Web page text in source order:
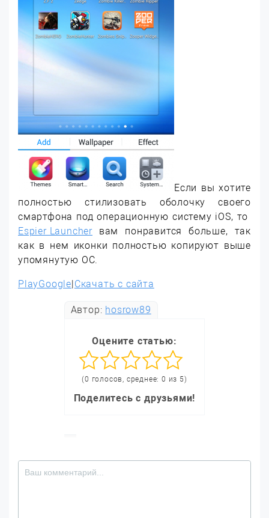
Если вы хотите
полностью стилизовать оболочку своего
смартфона под операционную систему iOS, то
Espier Launcher вам понравится больше, так
как в нем иконки полностью копируют выше
упомянутую ОС.
PlayGoogle|Скачать с сайта
Автор: hosrow89
Оцените статью:
(0 голосов, среднее: 0 из 5)
Поделитесь с друзьями!